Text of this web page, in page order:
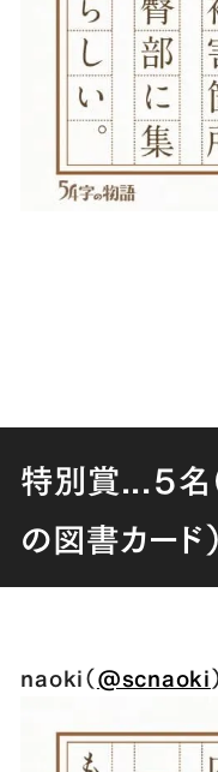
特別賞...５
の図書カード）
naoki（@scnaoki